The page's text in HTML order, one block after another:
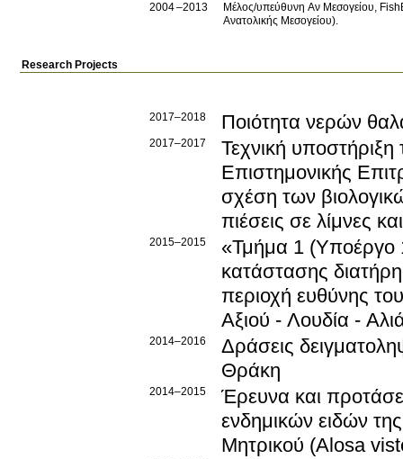
2004
2013
Μέλος/υπεύθυνη Αν Μεσογείου,
Ανατολικής Μεσογείου).
Research Projects
2017–2018 Ποιότητα νερών
2017–2017
Τεχνική υποστήριξη
Επιστημονικής
σχέση των
πιέσεις σε λίμνες
2015–2015
«Τμήμα 1 (Υποέργο
κατάστασης
περιοχή ευθύνης
Αξιού - Λουδία -
2014–2016
Δράσεις
Θράκη
2014–2015
Έρευνα και
ενδημικών ειδών
Μητρικού (Alosa